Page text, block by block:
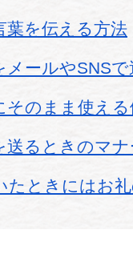
葉を伝える方法
メールやSNS
そのまま使える
送るときのマナ
たときにはお